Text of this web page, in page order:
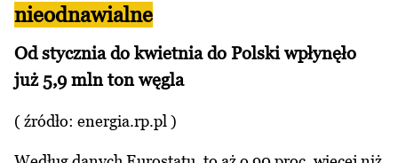
nieodnawialne
Od stycznia do kwietnia do Polski wpłynęło
już 5,9 mln ton węgla
( źródło: energia.rp.pl )